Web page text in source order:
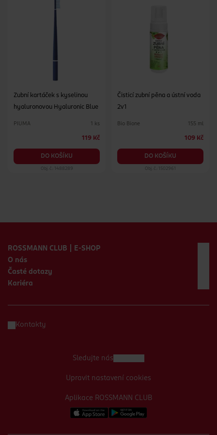
Zubní kartáček s kyselinou
hyaluronovou Hyaluronic Blue
PIUMA 1 ks
119 Kč
DO KOŠÍKU
Obj. č.: 1488289
Čisticí zubní pěna a ústní voda
2v1
Bio Bione 155 ml
109 Kč
DO KOŠÍKU
Obj. č.: 1502961
ROSSMANN CLUB | E-SHOP
O nás
Časté dotazy
Kariéra
Kontakty
Aplikace ROSSMANN CLUB
Sledujte nás
Upravit nastavení cookies